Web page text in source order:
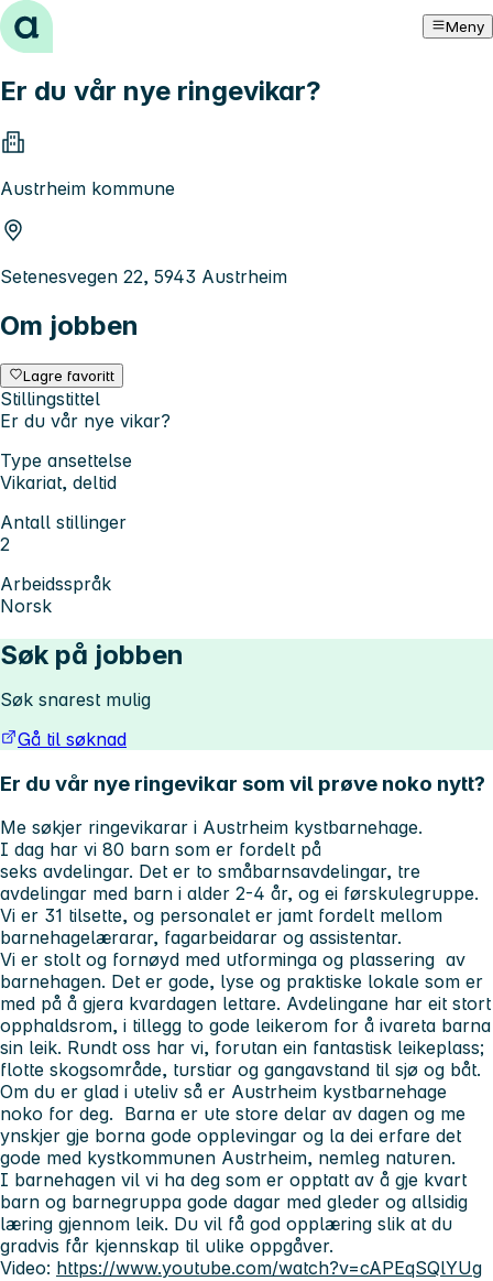
Hopp til innhold Meny
Er du vår nye ringevikar?
Austrheim kommune
Setenesvegen 22, 5943 Austrheim
Om jobben
Lagre favoritt
Stillingstittel
Er du vår nye vikar?
Type ansettelse
Vikariat, deltid
Antall stillinger
2
Arbeidsspråk
Norsk
Søk på jobben
Søk snarest mulig
Gå til søknad
Er du vår nye ringevikar som vil prøve noko nytt?
Me søkjer ringevikarar i Austrheim kystbarnehage.
I dag har vi 80 barn som er fordelt på
seks avdelingar. Det er to småbarnsavdelingar, tre
avdelingar med barn i alder 2-4 år, og ei førskulegruppe.
Vi er 31 tilsette, og personalet er jamt fordelt mellom
barnehagelærarar, fagarbeidarar og assistentar.
Vi er stolt og fornøyd med utforminga og plassering av
barnehagen. Det er gode, lyse og praktiske lokale som er
med på å gjera kvardagen lettare. Avdelingane har eit stort
opphaldsrom, i tillegg to gode leikerom for å ivareta barna
sin leik. Rundt oss har vi, forutan ein fantastisk leikeplass;
flotte skogsområde, turstiar og gangavstand til sjø og båt.
Om du er glad i uteliv så er Austrheim kystbarnehage
noko for deg. Barna er ute store delar av dagen og me
ynskjer gje borna gode opplevingar og la dei erfare det
gode med kystkommunen Austrheim, nemleg naturen.
I barnehagen vil vi ha deg som er opptatt av å gje kvart
barn og barnegruppa gode dagar med gleder og allsidig
læring gjennom leik. Du vil få god opplæring slik at du
gradvis får kjennskap til ulike oppgåver.
Video: https://www.youtube.com/watch?v=cAPEqSQlYUg